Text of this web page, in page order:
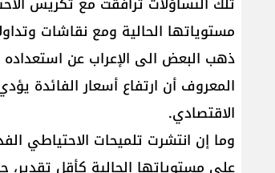
مستوياتها الحالية ومع نقاشات
ذهب البعض الى الإعراب عن استعداده
المعروف أن ارتفاع أسعار الفائدة
الاقتصادي.
وما إن انتشرت تلميحات الاحتياطي
على مستوياتها الحالية كأقل